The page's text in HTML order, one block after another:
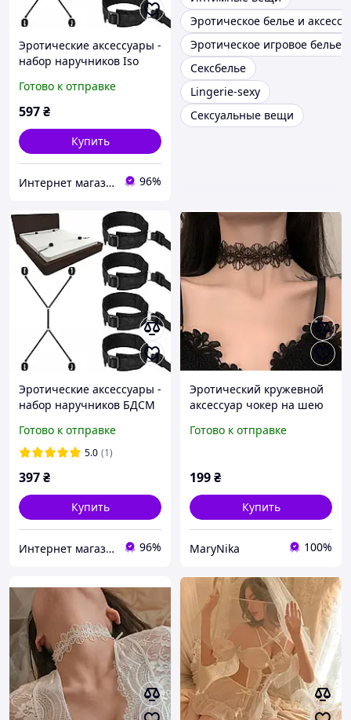
Эротические аксессуары -
набор наручников Iso
Готово к отправке
597₴
Купить
Интернет магазин Постелюшка (Домашний текстиль, сумки, товары для дома и отдыха) 96%
Эротическое белье и
Эротическое игровое белье
Сексбелье
Lingerie-sexy
Сексуальные вещи
Эротические аксессуары -
набор наручников БДСМ
Готово к отправке
5.0 (1)
397₴
Купить
Интернет магазин Постелюшка (Домашний текстиль, сумки, товары для дома и отдыха) 96%
Эротический кружевной
аксессуар чокер на шею
size
Готово к отправке
199₴
Купить
MaryNika 100%